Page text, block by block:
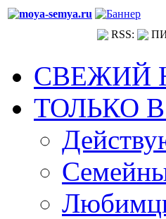
RSS:
СВЕЖИЙ
ТОЛЬКО